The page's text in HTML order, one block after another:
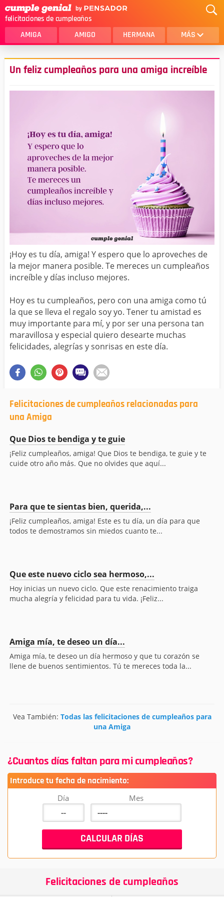
felicitaciones de cumpleaños
AMIGA AMIGO HERMANA MÁS
MAMA
AMOR
NOVIA
ESPOSO
PAPA
HOMBRE
TIA
CUÑADA
ALGUIEN ESPECIAL
PRIMO
TODAS LAS CATEGORÍAS
Un feliz cumpleaños para una amiga increíble
¡Hoy es tu día, amiga! Y espero que lo aproveches de
la mejor manera posible. Te mereces un cumpleaños
increíble y días incluso mejores.
Hoy es tu cumpleaños, pero con una amiga como tú
la que se lleva el regalo soy yo. Tener tu amistad es
muy importante para mí, y por ser una persona tan
maravillosa y especial quiero desearte muchas
felicidades, alegrías y sonrisas en este día.
Felicitaciones de cumpleaños relacionadas para
una Amiga
Que Dios te bendiga y te guie
¡Feliz cumpleaños, amiga! Que Dios te bendiga, te guie y te
cuide otro año más. Que no olvides que aquí...
Para que te sientas bien, querida,...
¡Feliz cumpleaños, amiga! Este es tu día, un día para que
todos te demostramos sin miedos cuanto te...
Que este nuevo ciclo sea hermoso,...
Hoy inicias un nuevo ciclo. Que este renacimiento traiga
mucha alegría y felicidad para tu vida. ¡Feliz...
Amiga mía, te deseo un día...
Amiga mía, te deseo un día hermoso y que tu corazón se
llene de buenos sentimientos. Tú te mereces toda la...
Vea También: Todas las felicitaciones de cumpleaños para
una Amiga
¿Cuantos días faltan para mi cumpleaños?
Introduce tu fecha de nacimiento:
Día Mes
Felicitaciones de cumpleaños